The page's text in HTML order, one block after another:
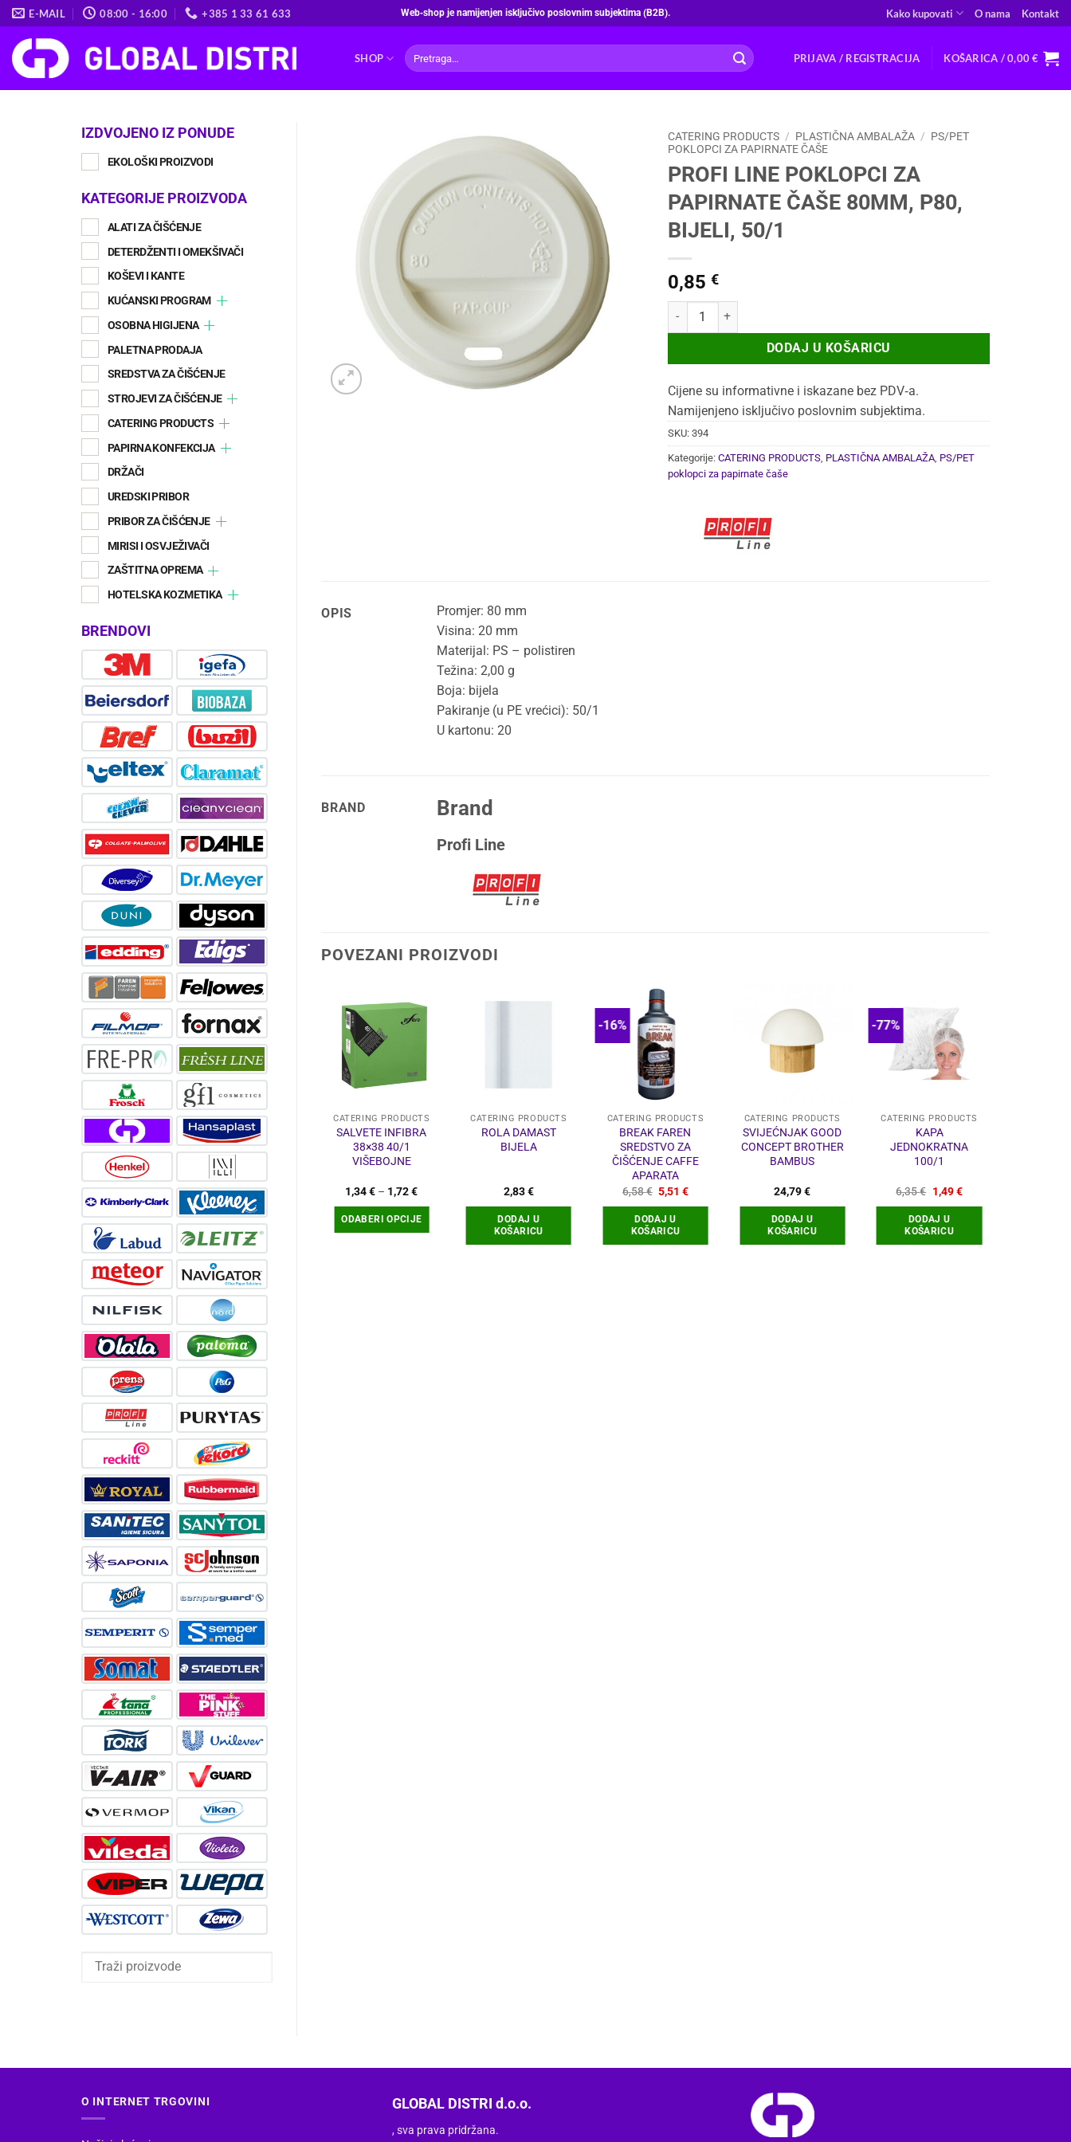
Skip
to
content
E-MAIL 08:00 - 16:00 +385 1 33 61 633 Web‑shop je namijenjen isključivo poslovnim subjektima (B2B). Kako kupovati O nama Kontakt
SHOP
Pretraži:
PRIJAVA / REGISTRACIJA KOŠARICA /0,00€
IZDVOJENO IZ PONUDE
EKOLOŠKI PROIZVODI
KATEGORIJE PROIZVODA
ALATI ZA ČIŠĆENJE
DETERDŽENTI I OMEKŠIVAČI
KOŠEVI I KANTE
KUĆANSKI PROGRAM
OSOBNA HIGIJENA
PALETNA PRODAJA
SREDSTVA ZA ČIŠĆENJE
STROJEVI ZA ČIŠĆENJE
CATERING PRODUCTS
PAPIRNA KONFEKCIJA
DRŽAČI
UREDSKI PRIBOR
PRIBOR ZA ČIŠĆENJE
MIRISI I OSVJEŽIVAČI
ZAŠTITNA OPREMA
HOTELSKA KOZMETIKA
BRENDOVI
CATERING PRODUCTS / PLASTIČNA AMBALAŽA / PS/PET
POKLOPCI ZA PAPIRNATE ČAŠE
PROFI LINE POKLOPCI ZA
PAPIRNATE ČAŠE 80MM, P80,
BIJELI, 50/1
0,85 €
PROFI LINE POKLOPCI ZA PAPIRNATE ČAŠE 80MM, P80, BIJELI, 50/1 količina
DODAJ U KOŠARICU
Cijene su informativne i iskazane bez PDV‑a.
Namijenjeno isključivo poslovnim subjektima.
SKU: 394
Kategorije: CATERING PRODUCTS, PLASTIČNA AMBALAŽA, PS/PET
poklopci za papirnate čaše
OPIS
Promjer: 80 mm
Visina: 20 mm
Materijal: PS – polistiren
Težina: 2,00 g
Boja: bijela
Pakiranje (u PE vrećici): 50/1
U kartonu: 20
BRAND Brand
Profi Line
POVEZANI PROIZVODI
CATERING PRODUCTS
SALVETE INFIBRA
38×38 40/1
VIŠEBOJNE
1,34€ – 1,72€Raspon
od
1,34 €
do
ODABERI OPCIJE
CATERING PRODUCTS
ROLA DAMAST
BIJELA
2,83€
DODAJ U
KOŠARICU
-16%
CATERING PRODUCTS
BREAK FAREN
SREDSTVO ZA
ČIŠĆENJE CAFFE
APARATA
6,58€ Izvorna
bila
je:
6,58 €.
5,51€Trenutna
DODAJ U
KOŠARICU
CATERING PRODUCTS
SVIJEĆNJAK GOOD
CONCEPT BROTHER
BAMBUS
24,79€
DODAJ U
KOŠARICU
-77%
CATERING PRODUCTS
KAPA
JEDNOKRATNA
100/1
6,35€ Izvorna
bila
je:
6,35 €.
1,49€Trenutna
DODAJ U
KOŠARICU
CATERING PRODUCTS
PODMETAČ
SILIKONSKI
30x45CM 6/1
67,50€
DODAJ U
KOŠARICU
CATERING PRODUCTS
PODMETAČI D-CEL
30*40 100/1 LINNEA
– KIWI
19,98€
DODAJ U
KOŠARICU
O INTERNET TRGOVINI GLOBAL DISTRI d.o.o.
, sva prava pridržana.